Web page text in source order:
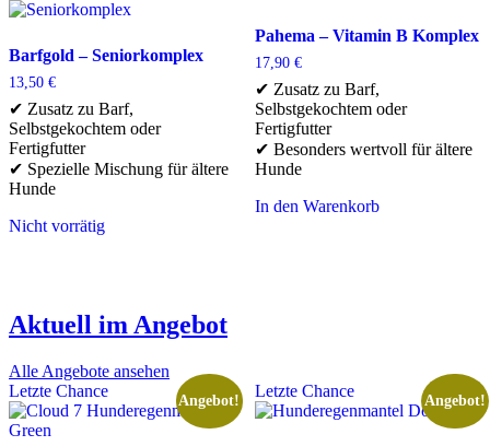
Barfgold – Seniorkomplex
13,50 €
✔ Zusatz zu Barf,
Selbstgekochtem oder
Fertigfutter
✔ Spezielle Mischung für ältere
Hunde
Nicht vorrätig
Pahema – Vitamin B Komplex
17,90 €
✔ Zusatz zu Barf,
Selbstgekochtem oder
Fertigfutter
✔ Besonders wertvoll für ältere
Hunde
In den Warenkorb
Aktuell im Angebot
Alle Angebote ansehen
Letzte Chance
Angebot!
Letzte Chance
Angebot!